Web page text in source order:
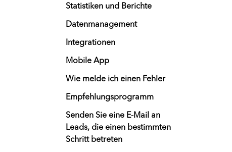
Statistiken und Berichte
Datenmanagement
Integrationen
Mobile App
Wie melde ich einen Fehler
Empfehlungsprogramm
Senden Sie eine E-Mail an
Leads, die einen bestimmten
Schritt betreten